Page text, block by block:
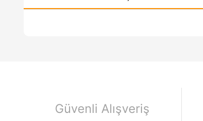
Güvenli Alışveriş